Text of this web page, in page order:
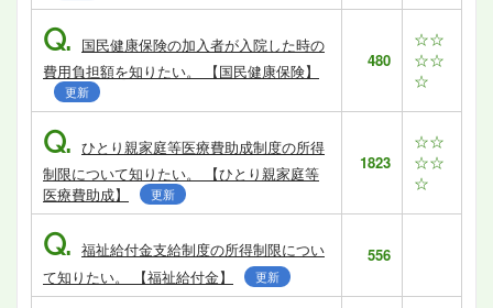
Q. 国民健康保険の加入者が入院した時の
費用負担額を知りたい。 【国民健康保険】
更新
480
☆☆
☆☆
☆
Q. ひとり親家庭等医療費助成制度の所得
制限について知りたい。 【ひとり親家庭等
医療費助成】
更新
1823
☆☆
☆☆
☆
Q. 福祉給付金支給制度の所得制限につい
て知りたい。 【福祉給付金】
更新
556